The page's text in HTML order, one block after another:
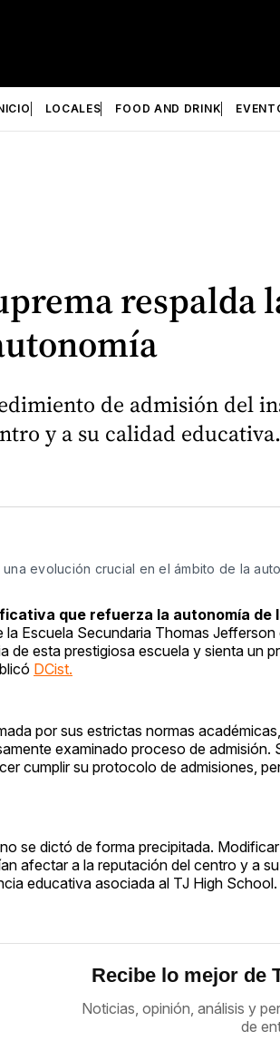
LOCALES FOOD AND DRINK
respalda
de admisión del
y a su calidad educativa.
evolución crucial en el ámbito de la
que refuerza la autonomía
la Escuela Secundaria Thomas
de esta prestigiosa escuela y sienta un
DCist.
por sus estrictas normas
examinado proceso de
cumplir su protocolo de admisiones,
se dictó de forma precipitada.
afectar a la reputación del centro y a
educativa asociada al TJ High School.
Recibe lo mejor de
Noticias, opinión, análisis y
de